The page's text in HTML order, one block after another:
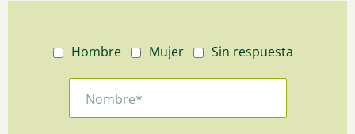
Hombre Mujer Sin respuesta